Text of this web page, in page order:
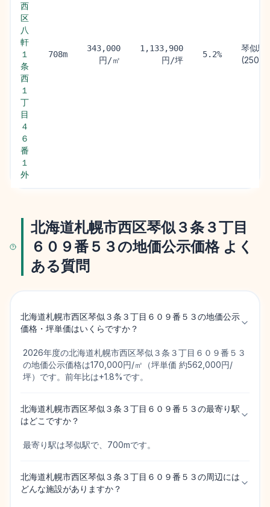
西
区
八
軒
１
条
西
１
丁
目
４
６
番
１
外
708m
343,000
円/㎡
1,133,900
円/坪
5.2%
琴似駅
(250m)
北海道札幌市西区琴似３条３丁目
６０９番５３の地価公示価格 よく
ある質問
北海道札幌市西区琴似３条３丁目６０９番５３の地価公示
価格・坪単価はいくらですか？
2026年度の北海道札幌市西区琴似３条３丁目６０９番５３
の地価公示価格は170,000円/㎡（坪単価 約562,000円/
坪）です。前年比は+1.8%です。
北海道札幌市西区琴似３条３丁目６０９番５３の最寄り駅
はどこですか？
最寄り駅は琴似駅で、700mです。
北海道札幌市西区琴似３条３丁目６０９番５３の周辺には
どんな施設がありますか？